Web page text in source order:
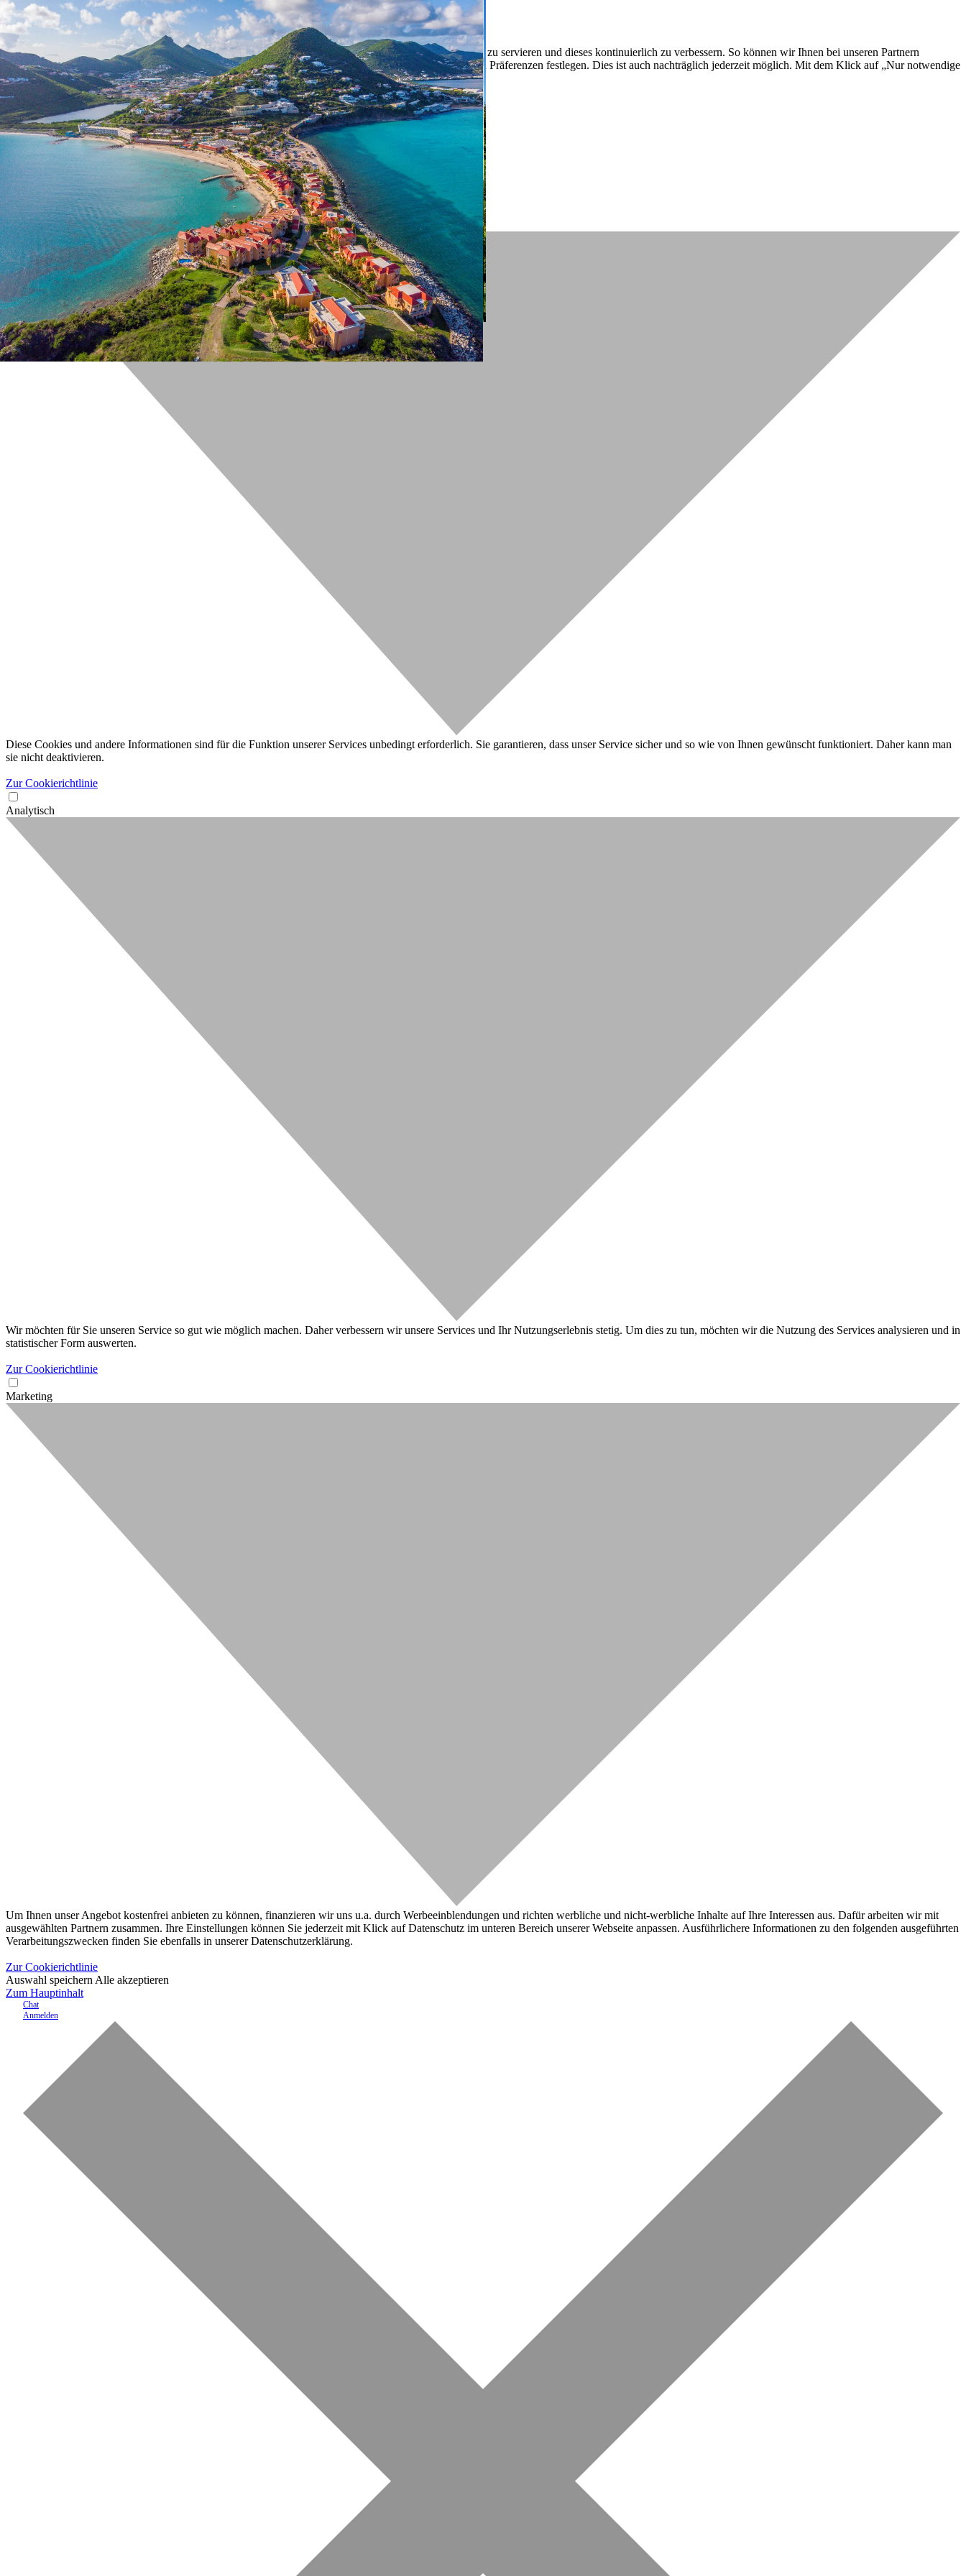
Nur notwendige Cookies
Unvergleichlich lecker
Mit dem Klick auf „geht klar” ermöglichen Sie uns Ihnen über Cookies ein verbessertes Nutzungserlebnis zu servieren und dieses kontinuierlich zu verbessern. So können wir Ihnen bei unseren Partnern
personalisierte Werbung und passende Angebote anzeigen. Über „anpassen” können Sie Ihre persönlichen Präferenzen festlegen. Dies ist auch nachträglich jederzeit möglich. Mit dem Klick auf „Nur notwendige
Cookies” werden lediglich technisch notwendige Cookies gespeichert.
Anpassen Geht klar
Datenschutzerklärung
Cookierichtlinie Impressum
« zurück
Ihre Cookie-Präferenzen verwalten
Wählen Sie, welche Cookies Sie auf check24.de akzeptieren.
Die Cookierichtlinie finden Sie hier.
Notwendig
Diese Cookies und andere Informationen sind für die Funktion unserer Services unbedingt erforderlich. Sie garantieren, dass unser Service sicher und so wie von Ihnen gewünscht funktioniert. Daher kann man
sie nicht deaktivieren.
Zur Cookierichtlinie
Analytisch
Wir möchten für Sie unseren Service so gut wie möglich machen. Daher verbessern wir unsere Services und Ihr Nutzungserlebnis stetig. Um dies zu tun, möchten wir die Nutzung des Services analysieren und in
statistischer Form auswerten.
Zur Cookierichtlinie
Marketing
Um Ihnen unser Angebot kostenfrei anbieten zu können, finanzieren wir uns u.a. durch Werbeeinblendungen und richten werbliche und nicht-werbliche Inhalte auf Ihre Interessen aus. Dafür arbeiten wir mit
ausgewählten Partnern zusammen. Ihre Einstellungen können Sie jederzeit mit Klick auf Datenschutz im unteren Bereich unserer Webseite anpassen. Ausführlichere Informationen zu den folgenden ausgeführten
Verarbeitungszwecken finden Sie ebenfalls in unserer Datenschutzerklärung.
Zur Cookierichtlinie
Auswahl speichern Alle akzeptieren
Zum Hauptinhalt
Chat
Anmelden